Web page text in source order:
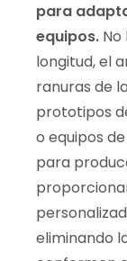
para
equipos.
longitud, el
ranuras de
prototipos
o equipos
para
eliminando